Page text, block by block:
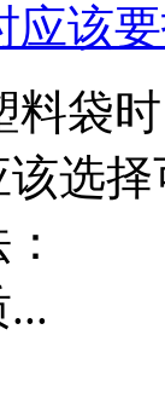
应该
袋时
选
： 1